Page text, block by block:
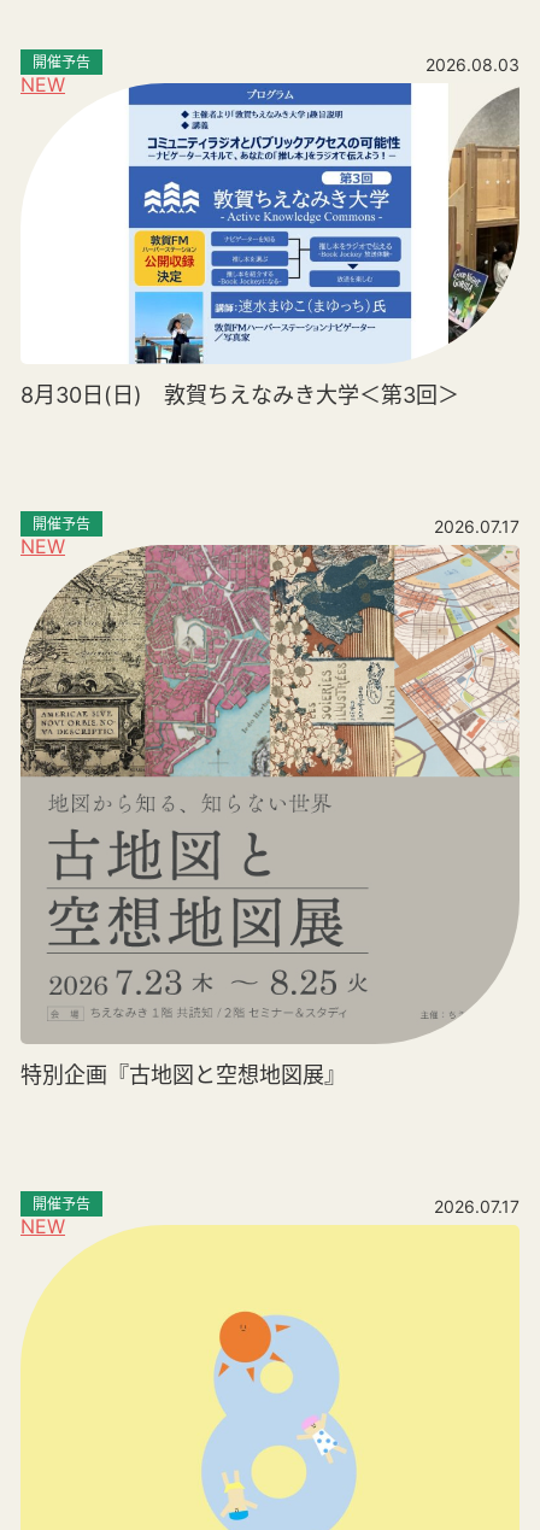
NEW
開催予告 2026.08.03
8月30日(日) 敦賀ちえなみき大学＜第3回＞
NEW
開催予告 2026.07.17
特別企画『古地図と空想地図展』
NEW
開催予告 2026.07.17